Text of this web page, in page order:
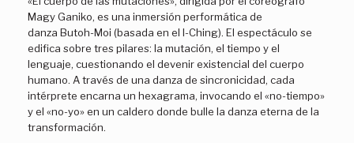
Magy Ganiko, es una inmersión performática de
danza Butoh-Moi (basada en el I-Ching). El espectáculo se
edifica sobre tres pilares: la mutación, el tiempo y el
lenguaje, cuestionando el devenir existencial del cuerpo
humano. A través de una danza de sincronicidad, cada
intérprete encarna un hexagrama, invocando el «no-tiempo»
y el «no-yo» en un caldero donde bulle la danza eterna de la
transformación.